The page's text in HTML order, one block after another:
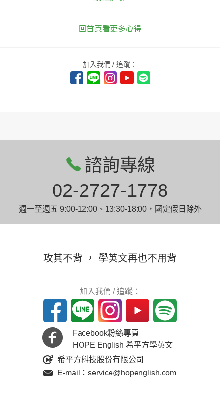
回首頁看更多心得
加入我們 / 追蹤：
諮詢專線
02-2727-1778
週一至週五 9:00-12:00、13:30-18:00，國定假日除外
攻其不背 ， 學英文再也不用背
加入我們 / 追蹤：
Facebook粉絲專頁
HOPE English 希平方學英文
希平方科技股份有限公司
E-mail：service@hopenglish.com